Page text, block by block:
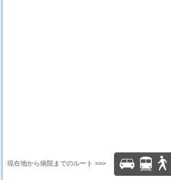
現在地から病院までのルート >>>